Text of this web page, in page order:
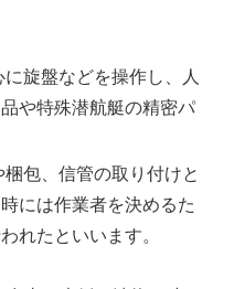
旋盤などを操作し、人
や特殊潜航艇の精密パ
包、信管の取り付けと
には作業者を決めるた
れたといいます。